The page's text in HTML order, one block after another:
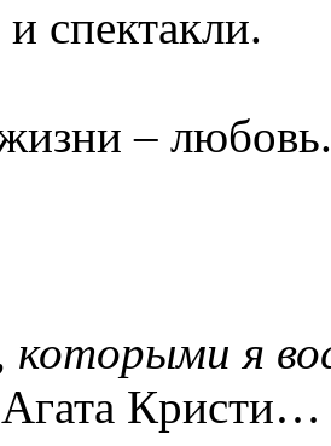
спектакли.
–
которыми я